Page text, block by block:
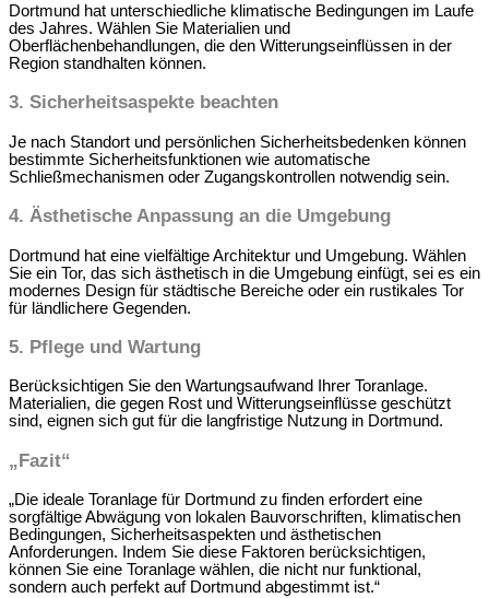
Dortmund hat unterschiedliche klimatische Bedingungen im Laufe
des Jahres. Wählen Sie Materialien und
Oberflächenbehandlungen, die den Witterungseinflüssen in der
Region standhalten können.
3. Sicherheitsaspekte beachten
Je nach Standort und persönlichen Sicherheitsbedenken können
bestimmte Sicherheitsfunktionen wie automatische
Schließmechanismen oder Zugangskontrollen notwendig sein.
4. Ästhetische Anpassung an die Umgebung
Dortmund hat eine vielfältige Architektur und Umgebung. Wählen
Sie ein Tor, das sich ästhetisch in die Umgebung einfügt, sei es ein
modernes Design für städtische Bereiche oder ein rustikales Tor
für ländlichere Gegenden.
5. Pflege und Wartung
Berücksichtigen Sie den Wartungsaufwand Ihrer Toranlage.
Materialien, die gegen Rost und Witterungseinflüsse geschützt
sind, eignen sich gut für die langfristige Nutzung in Dortmund.
„Fazit“
„Die ideale Toranlage für Dortmund zu finden erfordert eine
sorgfältige Abwägung von lokalen Bauvorschriften, klimatischen
Bedingungen, Sicherheitsaspekten und ästhetischen
Anforderungen. Indem Sie diese Faktoren berücksichtigen,
können Sie eine Toranlage wählen, die nicht nur funktional,
sondern auch perfekt auf Dortmund abgestimmt ist.“